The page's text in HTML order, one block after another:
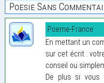
Poesie Sans
Poeme-France
En mettant un
sur cet écrit :
conseil ou
De plus si vous